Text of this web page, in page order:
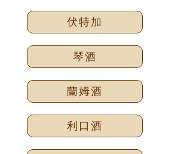
伏特加
琴酒
蘭姆酒
利口酒